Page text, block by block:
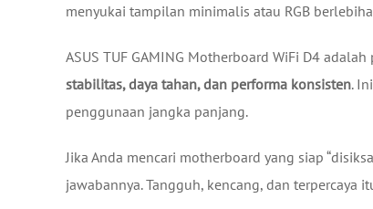
menyukai tampilan minimalis atau RGB
ASUS TUF GAMING Motherboard WiFi D4
stabilitas, daya tahan, dan performa konsisten.
penggunaan jangka panjang.
Jika Anda mencari motherboard yang siap
jawabannya. Tangguh, kencang, dan terpercaya